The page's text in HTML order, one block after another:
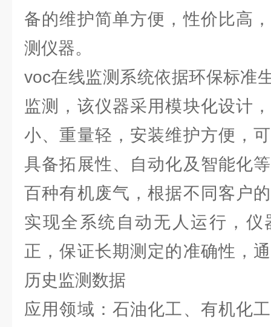
备的维护简单方便，性价比高
测仪器。
voc在线监测系统依据环保标准
监测，该仪器采用模块化设计
小、重量轻，安装维护方便，
具备拓展性、自动化及智能化
百种有机废气，根据不同客户
实现全系统自动无人运行，
正，保证长期测定的准确性，
历史监测数据
应用领域：石油化工、有机化